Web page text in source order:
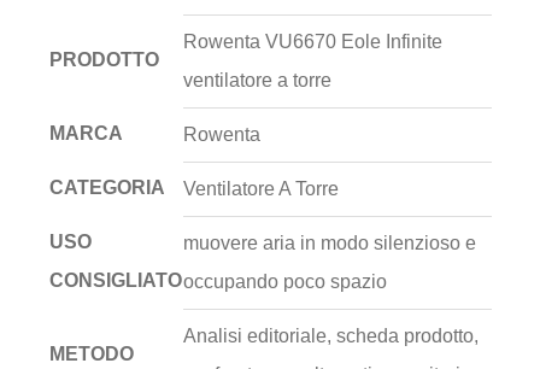
PRODOTTO
Rowenta VU6670 Eole Infinite
ventilatore a torre
MARCA Rowenta
CATEGORIA Ventilatore A Torre
USO
CONSIGLIATO
muovere aria in modo silenzioso e
occupando poco spazio
METODO
Analisi editoriale, scheda prodotto,